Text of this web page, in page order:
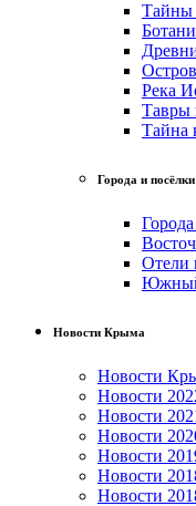
Река
Тавры
Тайна
Города и посёлки
Отели
Новости Крыма
Новости
Новости
Новости
Новости
Новости
Новости
Новости